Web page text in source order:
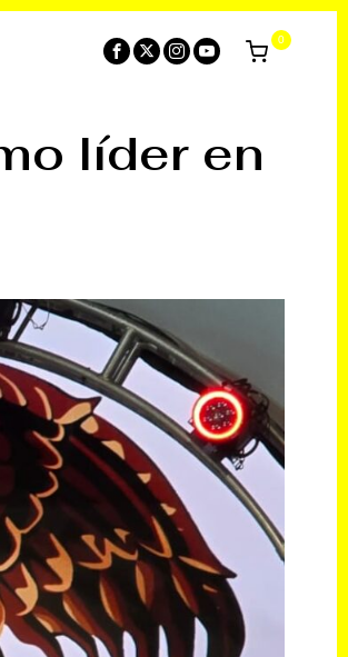
0
líder en